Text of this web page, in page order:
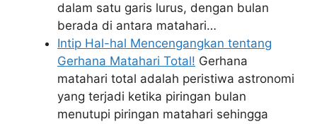
dalam satu garis lurus, dengan bulan
berada di antara matahari…
Intip Hal-hal Mencengangkan tentang
Gerhana Matahari Total! Gerhana
matahari total adalah peristiwa astronomi
yang terjadi ketika piringan bulan
menutupi piringan matahari sehingga